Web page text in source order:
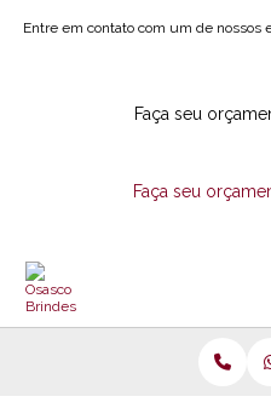
Entre em contato com um de nossos
Faça seu
Faça seu